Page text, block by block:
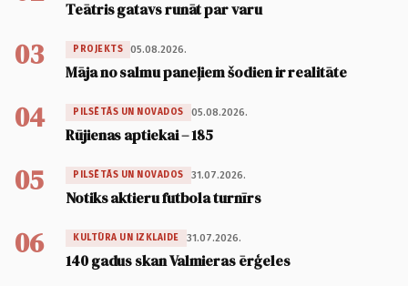
Teātris gatavs runāt par varu
03 PROJEKTS 05.08.2026.
Māja no salmu paneļiem šodien ir realitāte
04 PILSĒTĀS UN NOVADOS 05.08.2026.
Rūjienas aptiekai – 185
05 PILSĒTĀS UN NOVADOS 31.07.2026.
Notiks aktieru futbola turnīrs
06 KULTŪRA UN IZKLAIDE 31.07.2026.
140 gadus skan Valmieras ērģeles